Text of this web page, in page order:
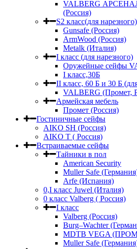
VALBERG
(Россия)
S2 класс(для нарезного)
Gunsafe (Россия)
ArmWood (Россия)
Metalk (Италия)
I класс (для нарезного)
Оружейные сейфы
I класс,30Б
II класс, 60 Б и 30 Б
VALBERG (Промет,
Армейская мебель
Промет (Россия)
Гостиничные сейфы
AIKO SH (Россия)
AIKO Т ( Россия)
Встраиваемые сейфы
Тайники в пол
American Security
Muller Safe
Arfe (Испания)
0,I класс Juwel (Италия)
0 класс Valberg ( Россия)
I класс
Valberg (Россия)
Burg–Wachter
MDTB VEGA
Muller Safe